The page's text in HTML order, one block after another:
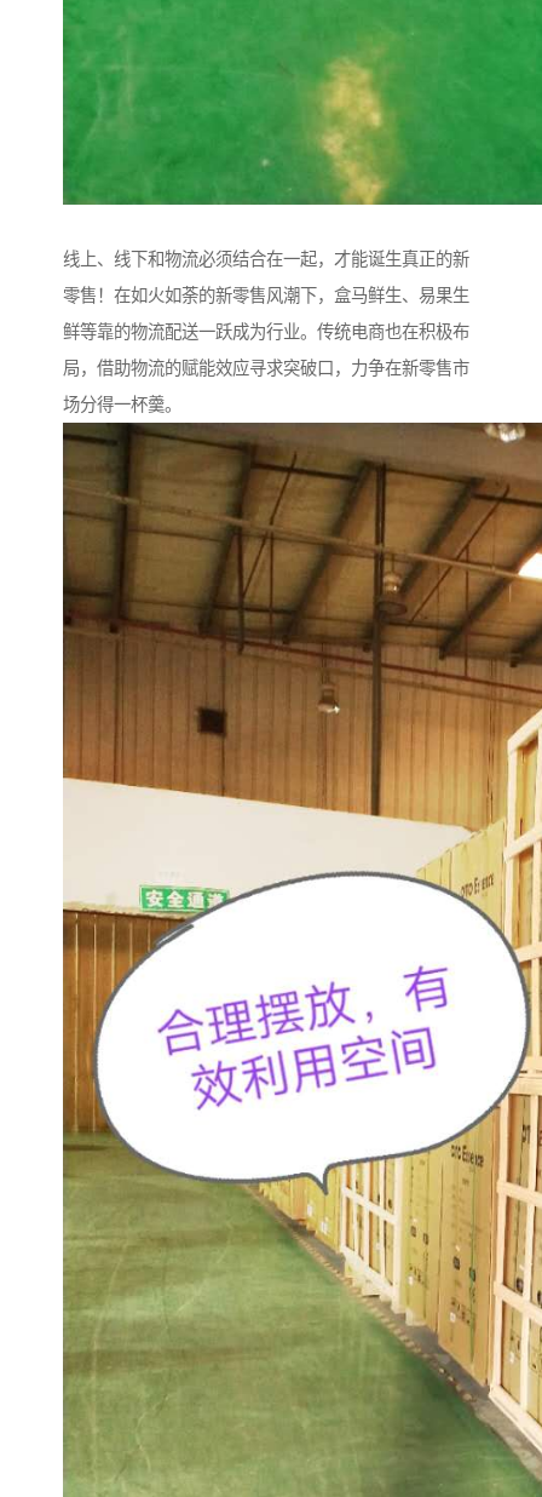
线上、线下和物流必须结合在一起，才能诞生真正的新
零售！在如火如荼的新零售风潮下，盒马鲜生、易果生
鲜等靠的物流配送一跃成为行业。传统电商也在积极布
局，借助物流的赋能效应寻求突破口，力争在新零售市
场分得一杯羹。